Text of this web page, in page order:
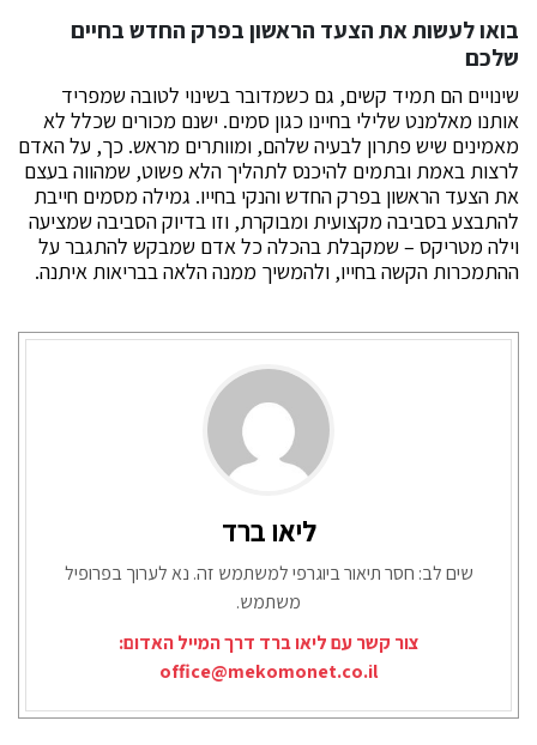
בואו לעשות את הצעד הראשון בפרק החדש בחיים
שלכם
שינויים הם תמיד קשים, גם כשמדובר בשינוי לטובה שמפריד
אותנו מאלמנט שלילי בחיינו כגון סמים. ישנם מכורים שכלל לא
מאמינים שיש פתרון לבעיה שלהם, ומוותרים מראש. כך, על האדם
לרצות באמת ובתמים להיכנס לתהליך הלא פשוט, שמהווה בעצם
את הצעד הראשון בפרק החדש והנקי בחייו. גמילה מסמים חייבת
להתבצע בסביבה מקצועית ומבוקרת, וזו בדיוק הסביבה שמציעה
וילה מטריקס – שמקבלת בהכלה כל אדם שמבקש להתגבר על
ההתמכרות הקשה בחייו, ולהמשיך ממנה הלאה בבריאות איתנה.
ליאו ברד
שים לב: חסר תיאור ביוגרפי למשתמש זה. נא לערוך בפרופיל
משתמש.
צור קשר עם ליאו ברד דרך המייל האדום:
office@mekomonet.co.il